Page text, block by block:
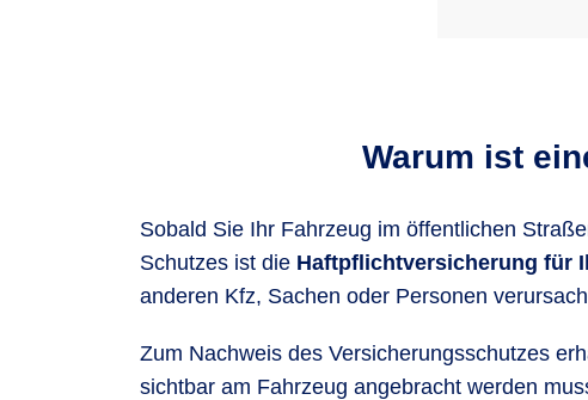
Warum ist
Sobald Sie Ihr Fahrzeug im öffentlichen
Schutzes ist die Haftpflichtversicherung für
anderen Kfz, Sachen oder Personen
Zum Nachweis des Versicherungsschutzes
sichtbar am Fahrzeug angebracht werden